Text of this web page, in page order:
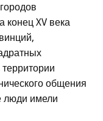
конец XV века
территории
общения
люди имели